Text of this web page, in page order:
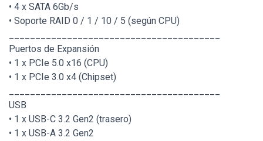
• 4 x SATA 6Gb/s
• Soporte RAID 0 / 1 / 10 / 5 (según CPU)
Puertos de Expansión
• 1 x PCIe 5.0 x16 (CPU)
• 1 x PCIe 3.0 x4 (Chipset)
USB
• 1 x USB-C 3.2 Gen2 (trasero)
• 1 x USB-A 3.2 Gen2